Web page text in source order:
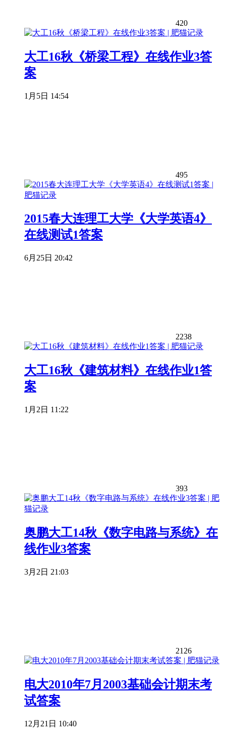
420
大工16秋《桥梁工程》在线作业3答
案
1月5日 14:54
495
2015春大连理工大学《大学英语4》
在线测试1答案
6月25日 20:42
2238
大工16秋《建筑材料》在线作业1答
案
1月2日 11:22
393
奥鹏大工14秋《数字电路与系统》在
线作业3答案
3月2日 21:03
2126
电大2010年7月2003基础会计期末考
试答案
12月21日 10:40